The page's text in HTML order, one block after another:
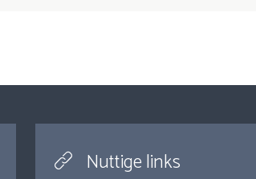
Nuttige links